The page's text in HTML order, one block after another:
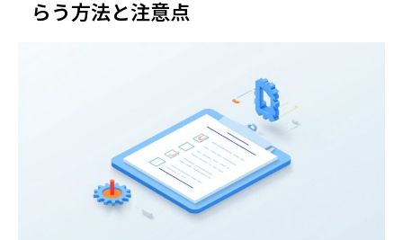
らう方法と注意点